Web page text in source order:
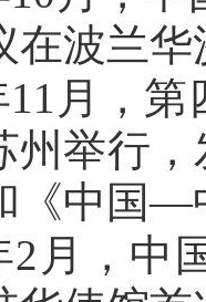
在波兰华
11月，
州举行
《中国—
2月，中